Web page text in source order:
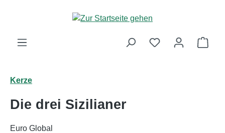
Zum Hauptinhalt springen
Kerze
Die drei Sizilianer
Euro Global